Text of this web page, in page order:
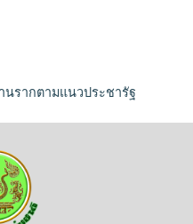
นรากตามแนวประชารัฐ